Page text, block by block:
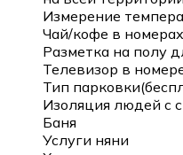
Измерение
Чай/кофе в номерах
Разметка на полу
Телевизор в
Тип
Изоляция людей с
Баня
Услуги няни